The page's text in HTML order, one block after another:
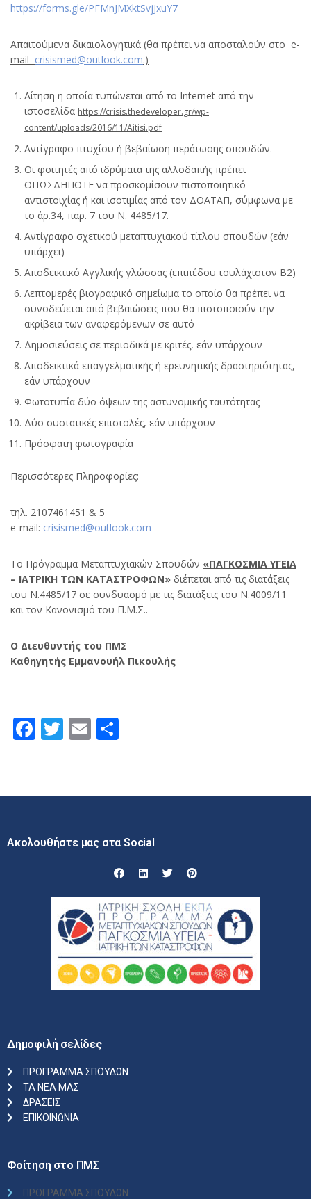
https://forms.gle/PFMnJMXktSvjJxuY7
Απαιτούμενα δικαιολογητικά (θα πρέπει να αποσταλούν στο e-
mail crisismed@outlook.com.)
Αίτηση η οποία τυπώνεται από το Internet από την
ιστοσελίδα https://crisis.thedeveloper.gr/wp-
content/uploads/2016/11/Aitisi.pdf
Αντίγραφο πτυχίου ή βεβαίωση περάτωσης σπουδών.
Οι φοιτητές από ιδρύματα της αλλοδαπής πρέπει
ΟΠΩΣΔΗΠΟΤΕ να προσκομίσουν πιστοποιητικό
αντιστοιχίας ή και ισοτιμίας από τον ΔΟΑΤΑΠ, σύμφωνα με
το άρ.34, παρ. 7 του Ν. 4485/17.
Αντίγραφο σχετικού μεταπτυχιακού τίτλου σπουδών (εάν
υπάρχει)
Αποδεικτικό Αγγλικής γλώσσας (επιπέδου τουλάχιστον Β2)
Λεπτομερές βιογραφικό σημείωμα το οποίο θα πρέπει να
συνοδεύεται από βεβαιώσεις που θα πιστοποιούν την
ακρίβεια των αναφερόμενων σε αυτό
Δημοσιεύσεις σε περιοδικά με κριτές, εάν υπάρχουν
Αποδεικτικά επαγγελματικής ή ερευνητικής δραστηριότητας,
εάν υπάρχουν
Φωτοτυπία δύο όψεων της αστυνομικής ταυτότητας
Δύο συστατικές επιστολές, εάν υπάρχουν
Πρόσφατη φωτογραφία
Περισσότερες Πληροφορίες:
τηλ. 2107461451 & 5
e-mail: crisismed@outlook.com
Το Πρόγραμμα Μεταπτυχιακών Σπουδών «ΠΑΓΚΟΣΜΙΑ ΥΓΕΙΑ
– ΙΑΤΡΙΚΗ ΤΩΝ ΚΑΤΑΣΤΡΟΦΩΝ» διέπεται από τις διατάξεις
του Ν.4485/17 σε συνδυασμό με τις διατάξεις του Ν.4009/11
και τον Κανονισμό του Π.Μ.Σ..
Ο Διευθυντής του ΠΜΣ
Καθηγητής Εμμανουήλ Πικουλής
Facebook
Twitter
Email
Ακολουθήστε μας στα Social
Δημοφιλή σελίδες
ΠΡΟΓΡΑΜΜΑ ΣΠΟΥΔΩΝ
ΤΑ ΝΕΑ ΜΑΣ
ΔΡΑΣΕΙΣ
ΕΠΙΚΟΙΝΩΝΙΑ
Φοίτηση στο ΠΜΣ
ΠΡΟΓΡΑΜΜΑ ΣΠΟΥΔΩΝ